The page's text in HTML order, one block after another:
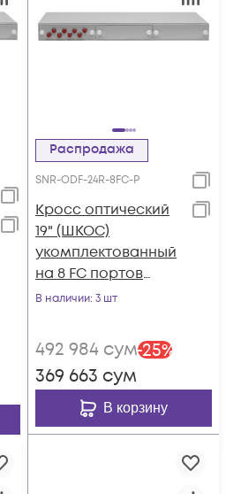
Распродажа
SNR-ODF-24R-8FC-P
Кросс оптический
19" (ШКОС)
укомплектованный
на 8 FC портов
(комплект с
В наличии: 3 шт
492 984 сум-25%
369 663 сум
В корзину